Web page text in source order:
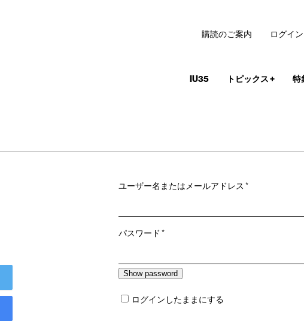
IU35 トピックス+ 特
購読のご案内 ログイン
ユーザー名またはメールアドレス*必
パスワード*必
ログインしたままにする